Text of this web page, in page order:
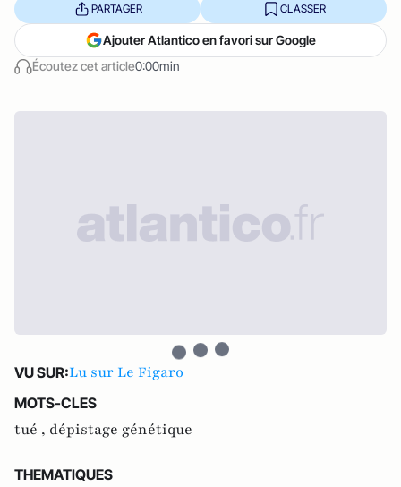
Écoutez cet article0:00min
PARTAGER CLASSER
Ajouter Atlantico en favori sur Google
VU SUR:Lu sur Le Figaro
MOTS-CLES
tué , dépistage génétique
THEMATIQUES